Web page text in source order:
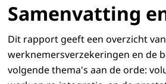
Samenvatting
Dit rapport geeft een overzicht
werknemersverzekeringen en de
volgende thema's aan de orde: